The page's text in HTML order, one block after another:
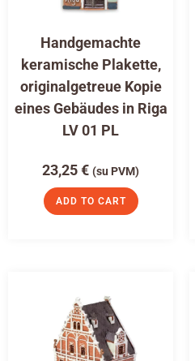
Handgemachte
keramische Plakette,
originalgetreue Kopie
eines Gebäudes in Riga
LV 01 PL
23,25€ (su PVM)
ADD TO CART